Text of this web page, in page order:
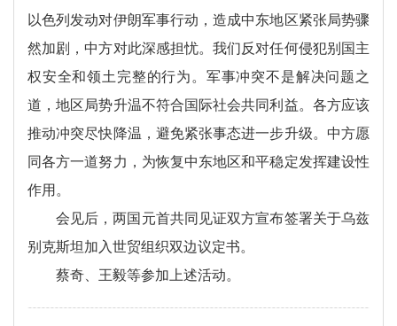
以色列发动对伊朗军事行动，造成中东地区紧张局势骤
然加剧，中方对此深感担忧。我们反对任何侵犯别国主
权安全和领土完整的行为。军事冲突不是解决问题之
道，地区局势升温不符合国际社会共同利益。各方应该
推动冲突尽快降温，避免紧张事态进一步升级。中方愿
同各方一道努力，为恢复中东地区和平稳定发挥建设性
作用。
会见后，两国元首共同见证双方宣布签署关于乌兹
别克斯坦加入世贸组织双边议定书。
蔡奇、王毅等参加上述活动。